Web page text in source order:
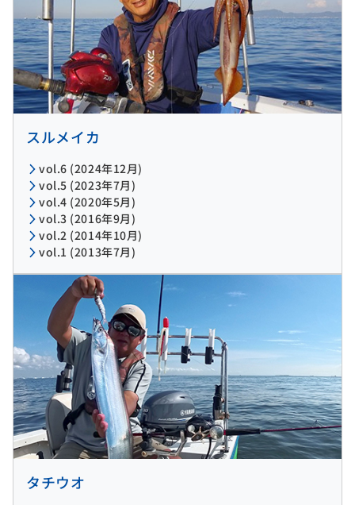
スルメイカ
vol.6 (2024年12月)
vol.5 (2023年7月)
vol.4 (2020年5月)
vol.3 (2016年9月)
vol.2 (2014年10月)
vol.1 (2013年7月)
タチウオ